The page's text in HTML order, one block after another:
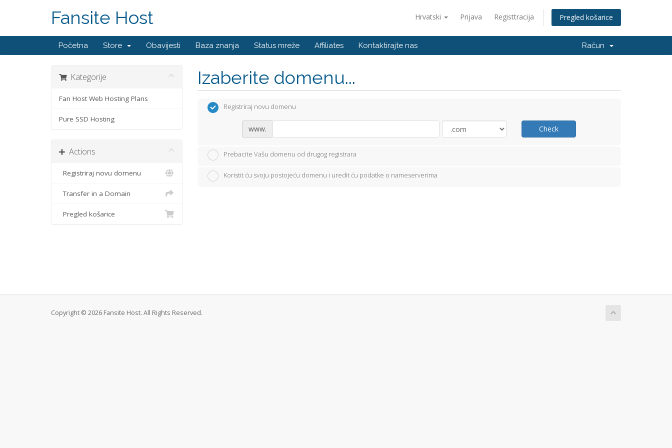
Hrvatski Prijava Registtracija Pregled košarice
Fansite Host
Početna Store Obavijesti Baza znanja Status mreže Affiliates Kontaktirajte nas Račun
Kategorije
Fan Host Web Hosting Plans
Pure SSD Hosting
Actions
Registriraj novu domenu
Transfer in a Domain
Pregled košarice
Izaberite domenu...
Registriraj novu domenu
www. Check
Prebacite Vašu domenu od drugog registrara
Koristit ću svoju postojeću domenu i uredit ću podatke o nameserverima
Copyright © 2026 Fansite Host. All Rights Reserved.